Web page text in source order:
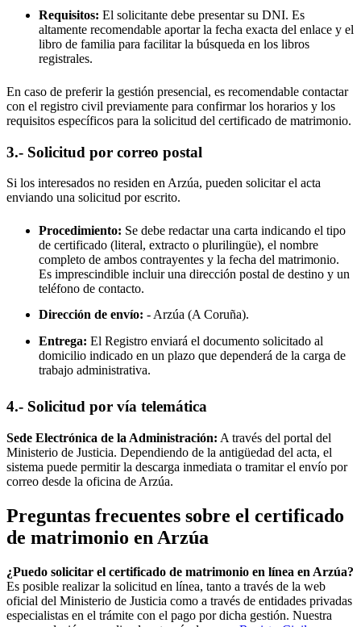
Requisitos: El solicitante debe presentar su DNI. Es
altamente recomendable aportar la fecha exacta del enlace y el
libro de familia para facilitar la búsqueda en los libros
registrales.
En caso de preferir la gestión presencial, es recomendable contactar
con el registro civil previamente para confirmar los horarios y los
requisitos específicos para la solicitud del certificado de matrimonio.
3.- Solicitud por correo postal
Si los interesados no residen en Arzúa, pueden solicitar el acta
enviando una solicitud por escrito.
Procedimiento: Se debe redactar una carta indicando el tipo
de certificado (literal, extracto o plurilingüe), el nombre
completo de ambos contrayentes y la fecha del matrimonio.
Es imprescindible incluir una dirección postal de destino y un
teléfono de contacto.
Dirección de envío: -Arzúa (A Coruña).
Entrega: El Registro enviará el documento solicitado al
domicilio indicado en un plazo que dependerá de la carga de
trabajo administrativa.
4.- Solicitud por vía telemática
Sede Electrónica de la Administración: A través del portal del
Ministerio de Justicia. Dependiendo de la antigüedad del acta, el
sistema puede permitir la descarga inmediata o tramitar el envío por
correo desde la oficina de Arzúa.
Preguntas frecuentes sobre el certificado
de matrimonio en Arzúa
¿Puedo solicitar el certificado de matrimonio en línea en Arzúa?
Es posible realizar la solicitud en línea, tanto a través de la web
oficial del Ministerio de Justicia como a través de entidades privadas
especialistas en el trámite con el pago por dicha gestión. Nuestra